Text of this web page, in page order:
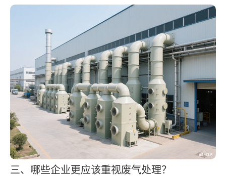
三、哪些企业更应该重视废气处理？